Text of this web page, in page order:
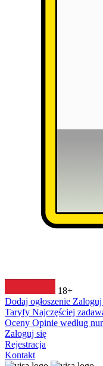
18+
Dodaj ogłoszenie Zaloguj
Taryfy Najczęściej
Oceny Opinie według
Zaloguj się
Rejestracja
Kontakt